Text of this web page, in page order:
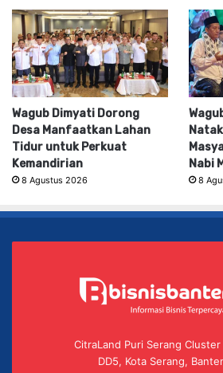
Wagub Dimyati Dorong
Desa Manfaatkan Lahan
Tidur untuk Perkuat
Kemandirian
8 Agustus 2026
Nabi
8
CitraLand Puri Serang Cluster
DD5, Kota Serang,